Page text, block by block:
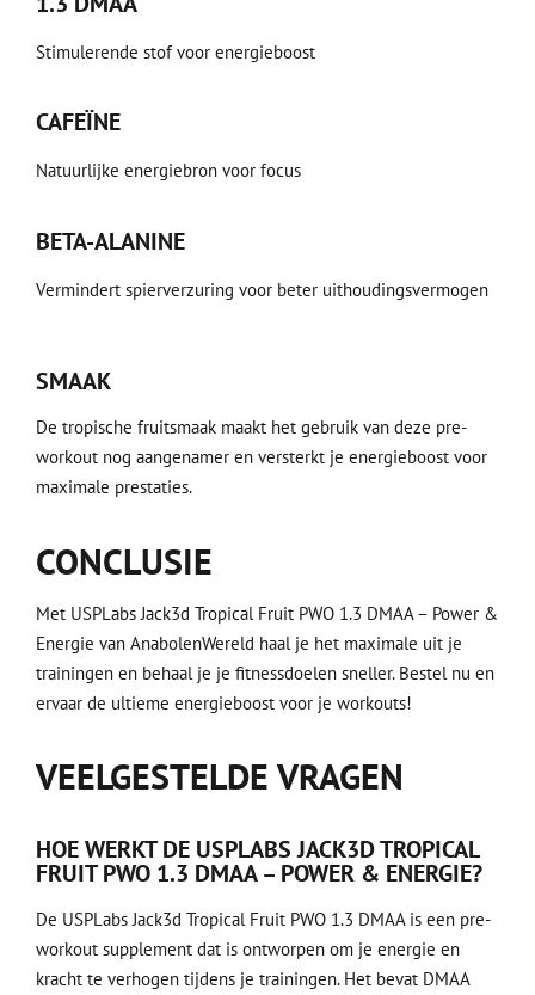
Stimulerende stof voor energieboost
CAFEÏNE
Natuurlijke energiebron voor focus
BETA-ALANINE
Vermindert spierverzuring voor beter uithoudingsvermogen
SMAAK
De tropische fruitsmaak maakt het gebruik van deze pre-
workout nog aangenamer en versterkt je energieboost voor
maximale prestaties.
CONCLUSIE
Met USPLabs Jack3d Tropical Fruit PWO 1.3 DMAA – Power &
Energie van AnabolenWereld haal je het maximale uit je
trainingen en behaal je je fitnessdoelen sneller. Bestel nu en
ervaar de ultieme energieboost voor je workouts!
VEELGESTELDE VRAGEN
HOE WERKT DE USPLABS JACK3D TROPICAL
FRUIT PWO 1.3 DMAA – POWER & ENERGIE?
De USPLabs Jack3d Tropical Fruit PWO 1.3 DMAA is een pre-
workout supplement dat is ontworpen om je energie en
kracht te verhogen tijdens je trainingen. Het bevat DMAA